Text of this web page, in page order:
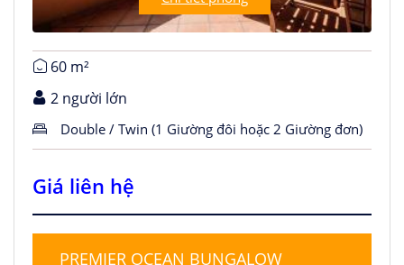
60 m²
2 người lớn
Double / Twin (1 Giường đôi hoặc 2 Giường đơn)
Giá liên hệ
PREMIER OCEAN BUNGALOW